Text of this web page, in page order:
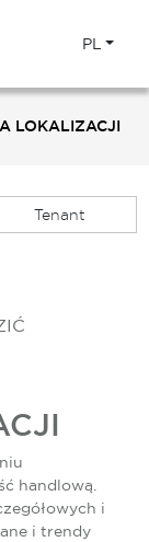
PL
LOKALIZACJI
Tenant
handlową.
i
i trendy